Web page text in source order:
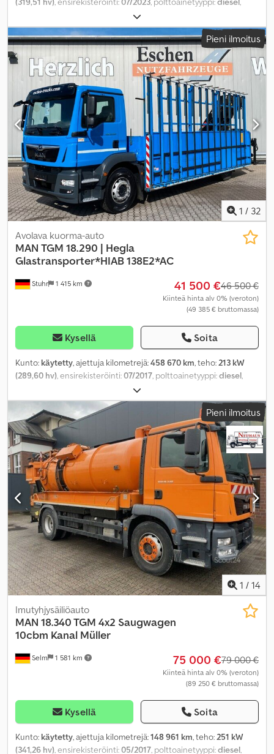
, maksimi kuormauspaino:
kokonaispaino:18 000 kg, akselikokoonpano:4x4, seuraava
tarkastus (TÜV):04/2026, jarrut:vakio kaasu, väri:valkoinen,
ohjaamo:
, vaihteistotyyppi:automaattinen,
päästöluokka:Euro 6, jousitus: teräs, istuimien määrä:2,
kuormatilan pituus:4 600 mm , lastitilan leveys:2 480 mm,
kuormatilan korkeus:800 mm , Varusteet:ABS,
ajoneuvotietokone, hytti, ilmastointi, keskuslukitus, lisäajovalot,
luistonesto, neliveto, nosturi, perävaunukytkin, sumuvalot,
tasauspyörästön lukko, tehostettu ohjaus,
vakionopeudensäädin,
Pieni ilmoitus
1 / 32
Stuhr 1 415 km
Avolava kuorma-auto
MAN TGM 18.290 | Hegla
Glastransporter*HIAB 138E2*AC
41 500 €46 500 €
Kiinteä hinta alv 0% (veroton)
(49 385 € bruttomassa)
Kysellä Soita
Kunto: käytetty, ajettuja kilometrejä:458 670 km, teho:213 kW
(289,60 hv), ensirekisteröinti:07/2017, polttoainetyyppi:diesel,
, akselikokoonpano:
sininen, vaihteistotyyppi:automaattinen, päästöluokka:Euro 6,
kuormatilan pituus:6 450 mm 2 500 mm
Varusteet:ABS, ilmastointi, nosturi,
Pieni ilmoitus
1 / 14
Selm 1 581 km
Imutyhjysäiliöauto
MAN 18.340 TGM 4x2 Saugwagen
10cbm Kanal Müller
75 000 €79 000 €
Kiinteä hinta alv 0% (veroton)
(89 250 € bruttomassa)
Kysellä Soita
Kunto: käytetty, ajettuja kilometrejä:148 961 km, teho:251 kW
(341,26 hv), ensirekisteröinti:05/2017, polttoainetyyppi:diesel,